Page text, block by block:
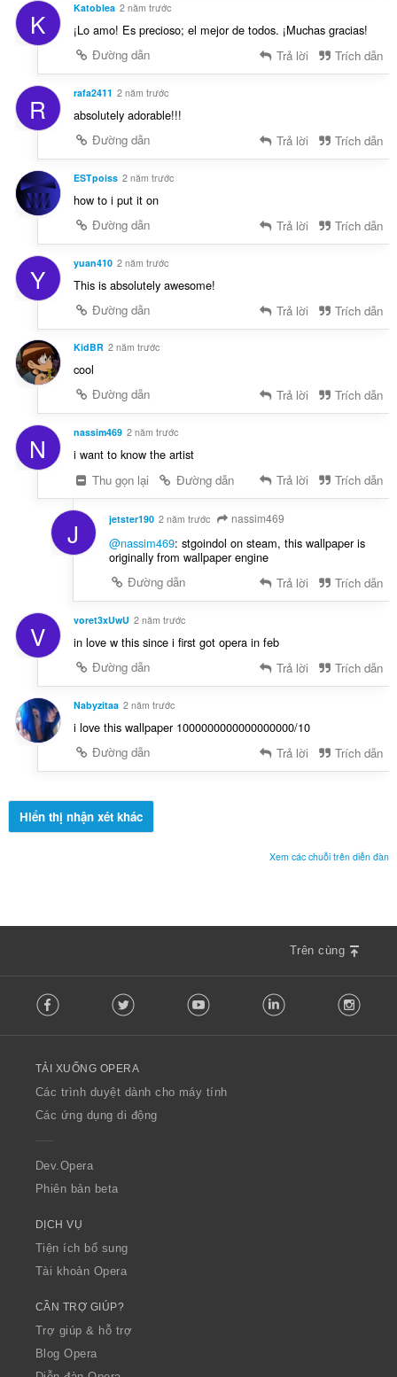
K Katoblea 2 năm trước
¡Lo amo! Es precioso; el mejor de todos. ¡Muchas gracias!
Đường dẫn
Trả lời Trích dẫn
R rafa2411 2 năm trước
absolutely adorable!!!
Đường dẫn
Trả lời Trích dẫn
ESTpoiss 2 năm trước
how to i put it on
Đường dẫn
Trả lời Trích dẫn
Y yuan410 2 năm trước
This is absolutely awesome!
Đường dẫn
Trả lời Trích dẫn
KidBR 2 năm trước
cool
Đường dẫn
Trả lời Trích dẫn
N nassim469 2 năm trước
i want to know the artist
Thu gọn lại
Đường dẫn Trả lời Trích dẫn
J jetster190 2 năm trước nassim469
@nassim469: stgoindol on steam, this wallpaper is
originally from wallpaper engine
Đường dẫn
Trả lời Trích dẫn
V voret3xUwU 2 năm trước
in love w this since i first got opera in feb
Đường dẫn
Trả lời Trích dẫn
Nabyzitaa 2 năm trước
i love this wallpaper 1000000000000000000/10
Đường dẫn
Trả lời Trích dẫn
Hiển thị nhận xét khác
Xem các chuỗi trên diễn đàn
Trên cùng
o
w
O
p
a
Facebook Twitter Youtube LinkedIn
TẢI XUỐNG OPERA
Các trình duyệt dành cho máy tính
Các ứng dụng di động
Dev.Opera
Phiên bản beta
DỊCH VỤ
Tiện ích bổ sung
Tài khoản Opera
CẦN TRỢ GIÚP?
Trợ giúp & hỗ trợ
Blog Opera